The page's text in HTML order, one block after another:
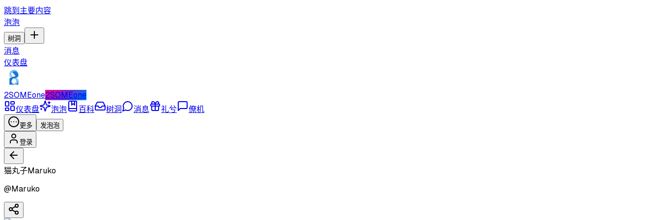
跳到主要内容
泡泡
树洞
消息
仪表盘
2SOMEone2SOMEone
仪表盘
泡泡 百科 树洞 消息 礼兮 僚机
更多 发泡泡
登录
猫丸子Maruko
@Maruko